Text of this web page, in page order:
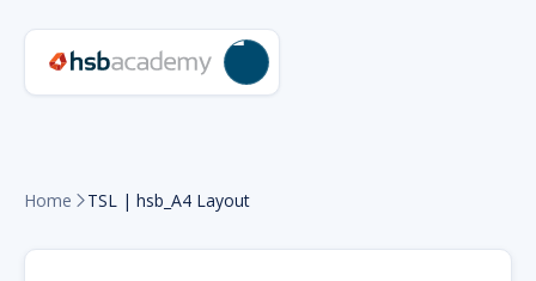
Home  TSL | hsb_A4 Layout